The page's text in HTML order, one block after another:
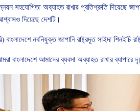
সহযোগিতা অব্যাহত রাখার প্রতিশ্রুতি দিয়েছে
দিয়েছে দেশটি।
) বাংলাদেশে নবনিযুক্ত জাপানি রাষ্ট্রদূত সাইদা শিনইচি
বাংলাদেশে আমাদের ব্যবসা অব্যাহত রাখার ব্যাপারে